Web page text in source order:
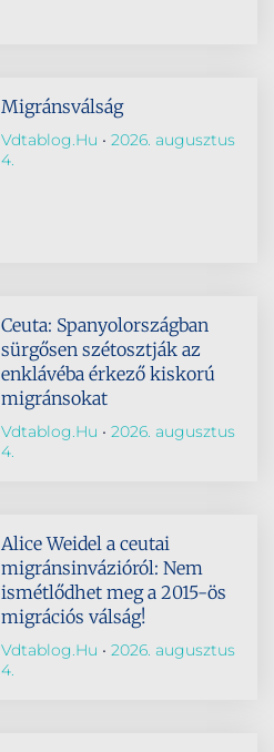
Migránsválság
Vdtablog.hu
2026. augusztus
4.
Ceuta: Spanyolországban
sürgősen szétosztják az
enklávéba érkező kiskorú
migránsokat
Vdtablog.hu
2026. augusztus
4.
Alice Weidel a ceutai
migránsinvázióról: Nem
ismétlődhet meg a 2015-ös
migrációs válság!
Vdtablog.hu
2026. augusztus
4.